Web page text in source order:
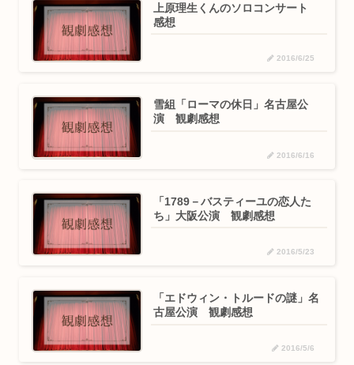
上原理生くんのソロコンサート
感想
2016/6/25
雪組「ローマの休日」名古屋公
演 観劇感想
2016/6/16
「1789－バスティーユの恋人た
ち」大阪公演 観劇感想
2016/5/23
「エドウィン・トルードの謎」名
古屋公演 観劇感想
2016/5/6